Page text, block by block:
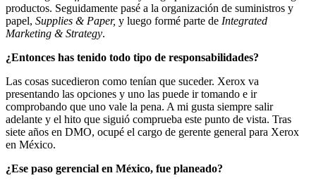
productos. Seguidamente pasé a la organización de suministros y
papel, Supplies & Paper, y luego formé parte de Integrated
Marketing & Strategy.
¿Entonces has tenido todo tipo de responsabilidades?
Las cosas sucedieron como tenían que suceder. Xerox va
presentando las opciones y uno las puede ir tomando e ir
comprobando que uno vale la pena. A mi gusta siempre salir
adelante y el hito que siguió comprueba este punto de vista. Tras
siete años en DMO, ocupé el cargo de gerente general para Xerox
en México.
¿Ese paso gerencial en México, fue planeado?